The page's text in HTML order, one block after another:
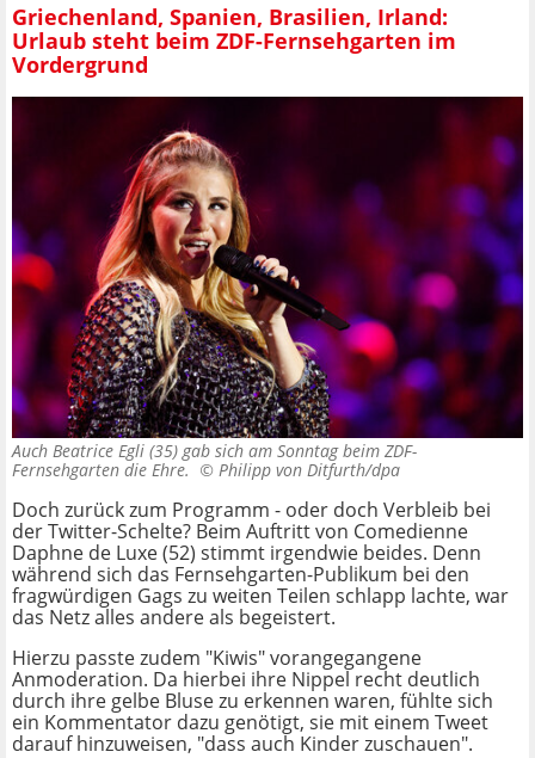
Griechenland, Spanien, Brasilien, Irland:
Urlaub steht beim ZDF-Fernsehgarten im
Vordergrund
Auch Beatrice Egli (35) gab sich am Sonntag beim ZDF-
Fernsehgarten die Ehre. © Philipp von Ditfurth/dpa
Doch zurück zum Programm - oder doch Verbleib bei
der Twitter-Schelte? Beim Auftritt von Comedienne
Daphne de Luxe (52) stimmt irgendwie beides. Denn
während sich das Fernsehgarten-Publikum bei den
fragwürdigen Gags zu weiten Teilen schlapp lachte, war
das Netz alles andere als begeistert.
Hierzu passte zudem "Kiwis" vorangegangene
Anmoderation. Da hierbei ihre Nippel recht deutlich
durch ihre gelbe Bluse zu erkennen waren, fühlte sich
ein Kommentator dazu genötigt, sie mit einem Tweet
darauf hinzuweisen, "dass auch Kinder zuschauen".